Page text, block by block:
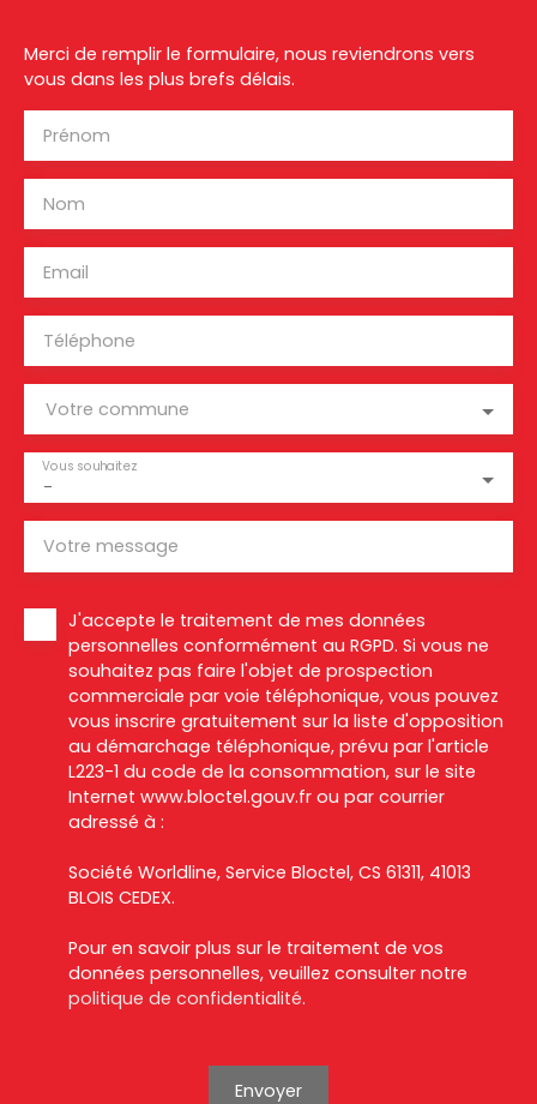
Merci de remplir le formulaire, nous reviendrons vers
vous dans les plus brefs délais.
Prénom
Nom
Email
Téléphone
Votre commune
-
Vous souhaitez
Votre message
J'accepte le traitement de mes données
personnelles conformément au RGPD. Si vous ne
souhaitez pas faire l'objet de prospection
commerciale par voie téléphonique, vous pouvez
vous inscrire gratuitement sur la liste d'opposition
au démarchage téléphonique, prévu par l'article
L223-1 du code de la consommation, sur le site
Internet www.bloctel.gouv.fr ou par courrier
adressé à :
Société Worldline, Service Bloctel, CS 61311, 41013
BLOIS CEDEX.
Pour en savoir plus sur le traitement de vos
données personnelles, veuillez consulter notre
politique de confidentialité.
Envoyer